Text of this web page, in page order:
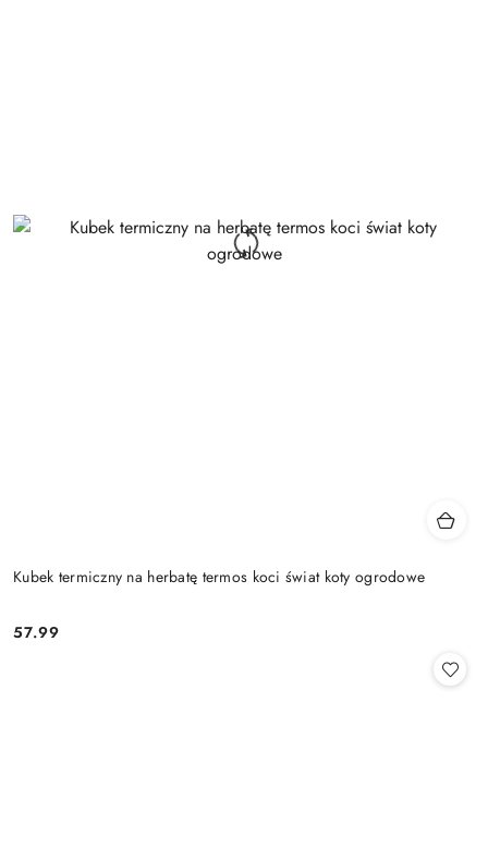
Kubek termiczny na herbatę termos koci świat koty ogrodowe
Cena:
57.99